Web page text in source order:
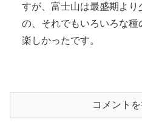
すが、富士山は最盛期よ
の、それでもいろいろな
楽しかったです。
コメント